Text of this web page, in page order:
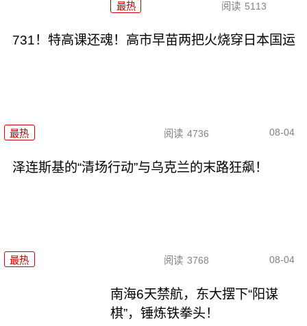
最热 阅读 5113
731！特高课还魂！高市早苗两把火烧穿日本国运
最热 阅读 4736 08-04
泽连斯基的“清场行动”与乌克兰的末路狂飙！
最热 阅读 3768 08-04
南海6天禁航，东大摆下“阳谋
棋”，锤炼铁拳头！